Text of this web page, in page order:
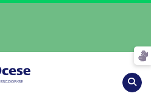
o coop • escolha consciente,